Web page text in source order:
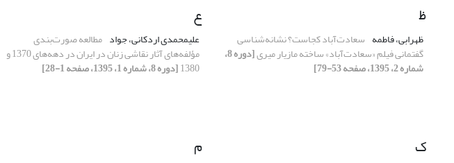
ظ
ظهرابی، فاطمه سعادت‌آباد کجاست؟ نشانه‌شناسی
گفتمانی فیلم «سعادت‌آباد» ساخته مازیار میری [دوره 8،
شماره 2، 1395، صفحه 53-79]
ع
علیمحمدی اردکانی، جواد مطالعه صورت‌بندی
مؤلفه‌های آثار نقاشی زنان در ایران در دهه‌های 1370 و
1380[دوره 8، شماره 1، 1395، صفحه 1-28]
ک م